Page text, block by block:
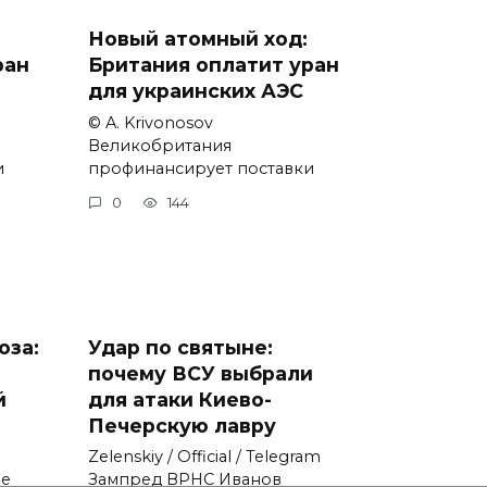
Новый атомный ход:
Британия оплатит уран
для украинских АЭС
© A. Krivonosov
Великобритания
профинансирует поставки
0 144
Удар по святыне:
почему ВСУ выбрали
для атаки Киево-
Печерскую лавру
Zеlеnskiу / Оfficiаl / Telegram
Зампред ВРНС Иванов